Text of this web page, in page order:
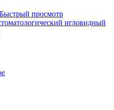
Быстрый просмотр
игловидный